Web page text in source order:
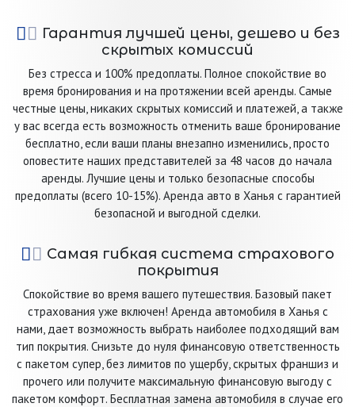
Гарантия лучшей цены, дешево и без
скрытых комиссий
Без стресса и 100% предоплаты. Полное спокойствие во
время бронирования и на протяжении всей аренды. Самые
честные цены, никаких скрытых комиссий и платежей, а также
у вас всегда есть возможность отменить ваше бронирование
бесплатно, если ваши планы внезапно изменились, просто
оповестите наших представителей за 48 часов до начала
аренды. Лучшие цены и только безопасные способы
предоплаты (всего 10-15%). Аренда авто в Ханья с гарантией
безопасной и выгодной сделки.
Самая гибкая система страхового
покрытия
Спокойствие во время вашего путешествия. Базовый пакет
страхования уже включен! Аренда автомобиля в Ханья с
нами, дает возможность выбрать наиболее подходящий вам
тип покрытия. Снизьте до нуля финансовую ответственность
с пакетом супер, без лимитов по ущербу, скрытых франшиз и
прочего или получите максимальную финансовую выгоду с
пакетом комфорт. Бесплатная замена автомобиля в случае его